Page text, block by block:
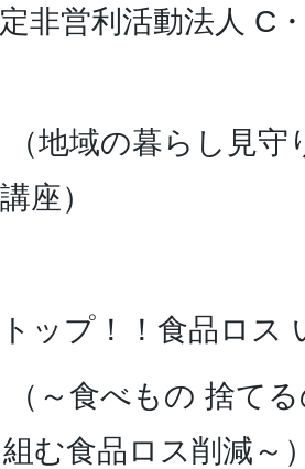
非営利活動法人 C
地域の暮らし見守
座）
ップ！！食品ロス
（～食べもの 捨て
む食品ロス削減～